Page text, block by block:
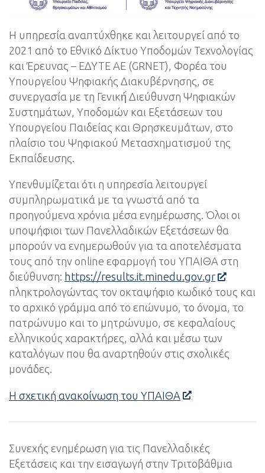
Η υπηρεσία αναπτύχθηκε και λειτουργεί από το
2021 από το Εθνικό Δίκτυο Υποδομών Τεχνολογίας
και Έρευνας – ΕΔΥΤΕ ΑΕ (GRNET), Φορέα του
Υπουργείου Ψηφιακής Διακυβέρνησης, σε
συνεργασία με τη Γενική́ Διεύθυνση Ψηφιακών
Συστημάτων, Υποδομών και Εξετάσεων του
Υπουργείου Παιδείας και Θρησκευμάτων, στο
πλαίσιο του Ψηφιακού Μετασχηματισμού της
Εκπαίδευσης.
Υπενθυμίζεται ότι η υπηρεσία λειτουργεί
συμπληρωματικά με τα γνωστά από τα
προηγούμενα χρόνια μέσα ενημέρωσης. Όλοι οι
υποψήφιοι των Πανελλαδικών Εξετάσεων θα
μπορούν να ενημερωθούν για τα αποτελέσματα
τους από την online εφαρμογή του ΥΠΑΙΘΑ στη
διεύθυνση: https://results.it.minedu.gov.gr
πληκτρολογώντας τον οκταψήφιο κωδικό τους και
το αρχικό γράμμα από το επώνυμο, το όνομα, το
πατρώνυμο και το μητρώνυμο, σε κεφαλαίους
ελληνικούς χαρακτήρες, αλλά και μέσω των
καταλόγων που θα αναρτηθούν στις σχολικές
μονάδες.
Η σχετική ανακοίνωση του ΥΠΑΙΘΑ
Συνεχής ενημέρωση για τις Πανελλαδικές
Εξετάσεις και την εισαγωγή στην Τριτοβάθμια